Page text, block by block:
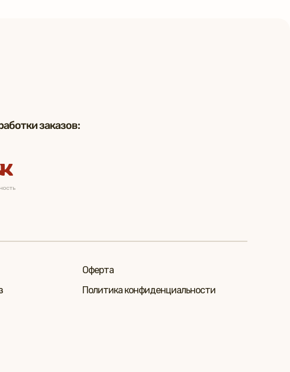
заказов:
Оферта
Политика конфиденциальности